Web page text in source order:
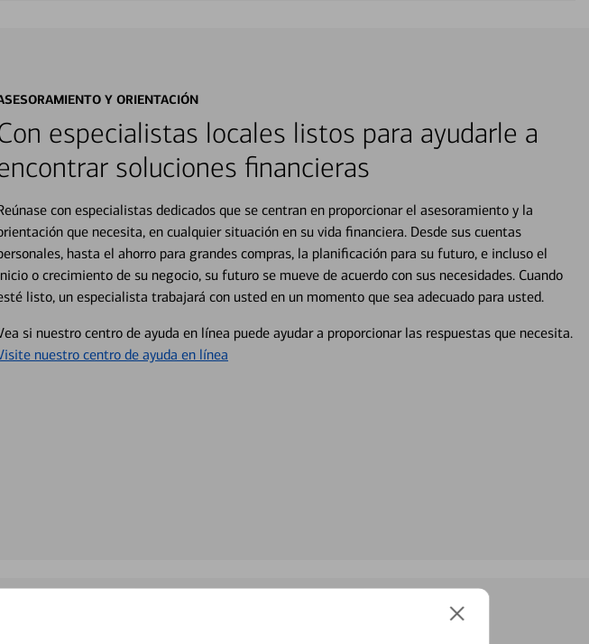
Y ORIENTACIÓN
especialistas locales listos para ayudarle a
soluciones financieras
con especialistas dedicados que se centran en proporcionar el asesoramiento y la
que necesita, en cualquier situación en su vida financiera. Desde sus cuentas
hasta el ahorro para grandes compras, la planificación para su futuro, e incluso el
o crecimiento de su negocio, su futuro se mueve de acuerdo con sus necesidades. Cuando
listo, un especialista trabajará con usted en un momento que sea adecuado para usted.
si nuestro centro de ayuda en línea puede ayudar a proporcionar las respuestas que necesita.
nuestro centro de ayuda en línea